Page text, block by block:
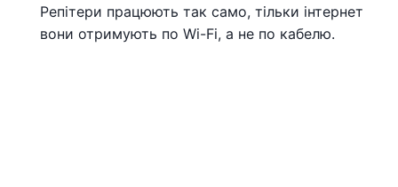
Репітери працюють так само, тільки інтернет
вони отримують по Wi-Fi, а не по кабелю.